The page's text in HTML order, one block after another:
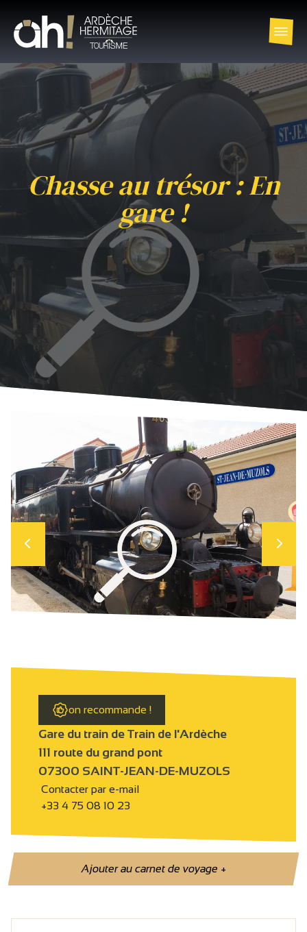
Chasse au trésor : En
gare !
on recommande !
Gare du train de Train de l'Ardèche
111 route du grand pont
07300 SAINT-JEAN-DE-MUZOLS
Contacter par e-mail
+33 4 75 08 10 23
Ajouter au carnet de voyage+